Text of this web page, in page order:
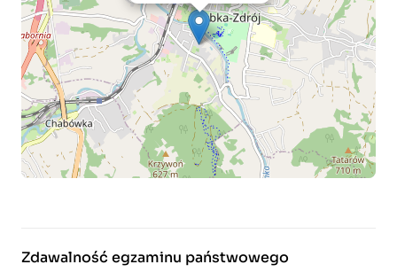
Zdawalność egzaminu państwowego